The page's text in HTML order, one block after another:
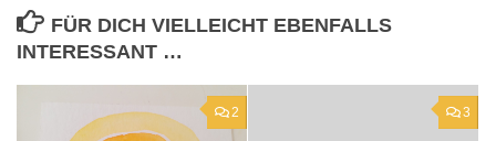
FÜR DICH VIELLEICHT EBENFALLS
INTERESSANT …
2 3